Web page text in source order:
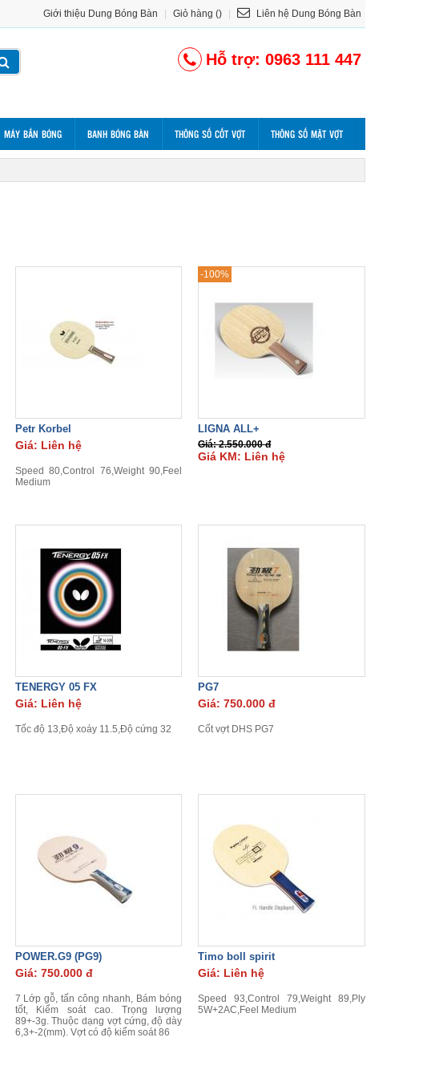
Giới thiệu Dung Bóng Bàn Giỏ hàng () Liên hệ Dung Bóng Bàn
Hỗ trợ: 0963 111 447
MÁY BẮN BÓNG BANH BÓNG BÀN THÔNG SỐ CỐT VỢT THÔNG SỐ MẶT VỢT
Petr Korbel
Giá: Liên hệ
Speed 80,Control 76,Weight 90,Feel
Medium
-100%
LIGNA ALL+
Giá: 2.550.000 đ
Giá KM: Liên hệ
TENERGY 05 FX
Giá: Liên hệ
Tốc độ 13,Độ xoáy 11.5,Độ cứng 32
PG7
Giá: 750.000 đ
Cốt vợt DHS PG7
POWER.G9 (PG9)
Giá: 750.000 đ
7 Lớp gỗ, tấn công nhanh, Bám bóng
tốt, Kiểm soát cao. Trọng lượng
89+-3g. Thuộc dạng vợt cứng, độ dày
6,3+-2(mm). Vợt có độ kiểm soát 86
Timo boll spirit
Giá: Liên hệ
Speed 93,Control 79,Weight 89,Ply
5W+2AC,Feel Medium